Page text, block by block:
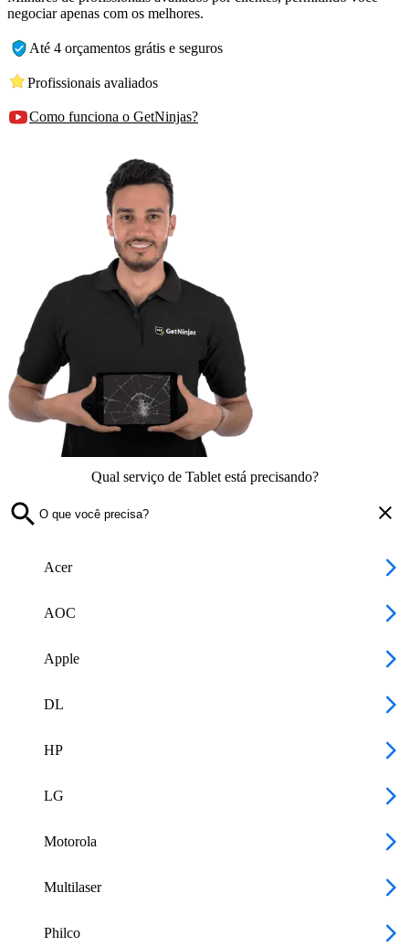
negociar apenas com os melhores.
Até 4 orçamentos grátis e seguros
Profissionais avaliados
Como funciona o GetNinjas?
Qual serviço de Tablet está precisando?
Acer
AOC
Apple
DL
HP
LG
Motorola
Multilaser
Philco